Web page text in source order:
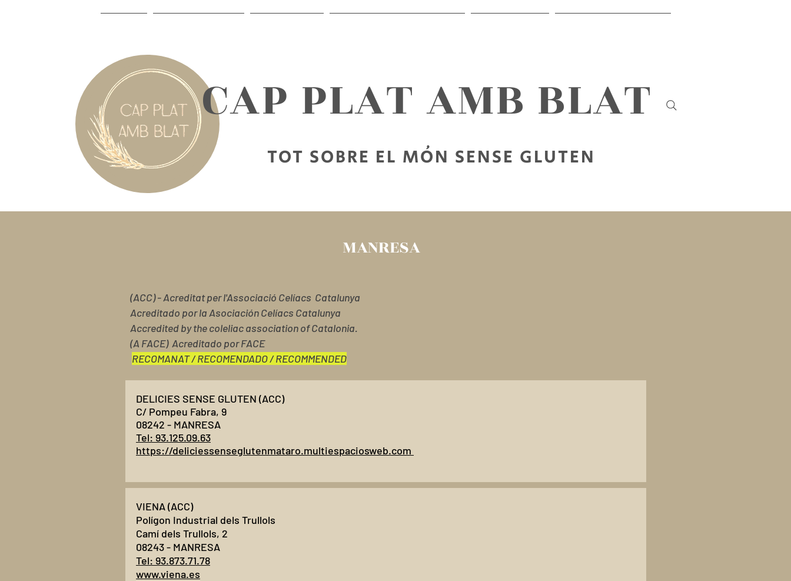
​CAP PLAT AMB BLAT
TOT SOBRE EL MÓN SENSE GLUTEN
MANRESA
(ACC) - Acreditat per l'Associació Celíacs Catalunya
Acreditado por la Asociación Celíacs Catalunya
Accredited by the coleliac association of Catalonia.
(A FACE) Acreditado por FACE
RECOMANAT / RECOMENDADO / RECOMMENDED
DELICIES SENSE GLUTEN (ACC)
C/ Pompeu Fabra, 9
08242 - MANRESA
Tel: 93.125.09.63
https://deliciessenseglutenmataro.multiespaciosweb.com
VIENA (ACC)
Polígon Industrial dels Trullols
Camí dels Trullols, 2
08243 - MANRESA
Tel: 93.873.71.78
www.viena.es